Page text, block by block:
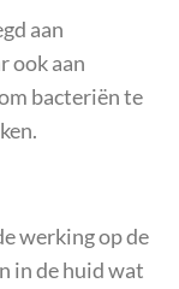
aan
ook aan
bacteriën te
werking op de
in de huid wat